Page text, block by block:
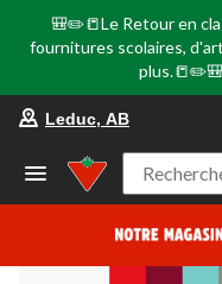
🎒✏️📒Le Retour en
fournitures scolaires,
plus.📒✏️🎒
Leduc, AB